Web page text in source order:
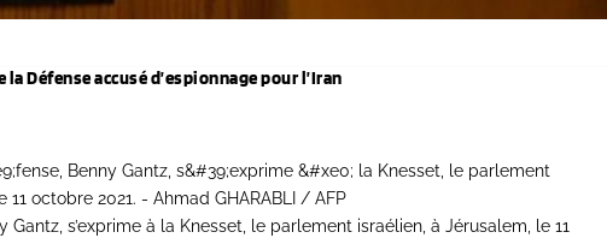
Défense accusé d’espionnage pour l’Iran
s’exprime à la Knesset, le parlement israélien, à Jérusalem, le 11